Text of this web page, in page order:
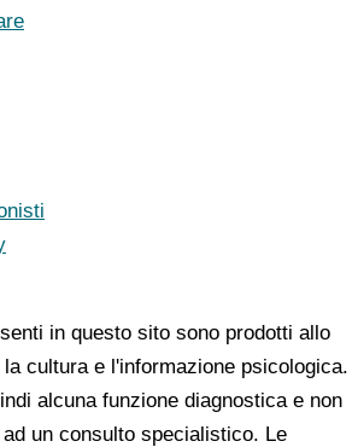
in questo sito sono prodotti allo
cultura e l'informazione psicologica.
alcuna funzione diagnostica e non
un consulto specialistico. Le